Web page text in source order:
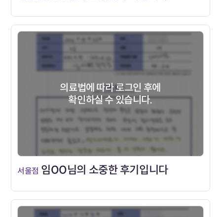
의료법에 따라 로그인 후에
확인하실 수 있습니다.
서울점 임OO님의 소중한 후기입니다